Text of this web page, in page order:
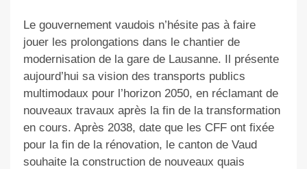
Le gouvernement vaudois n’hésite pas à faire
jouer les prolongations dans le chantier de
modernisation de la gare de Lausanne. Il présente
aujourd’hui sa vision des transports publics
multimodaux pour l’horizon 2050, en réclamant de
nouveaux travaux après la fin de la transformation
en cours. Après 2038, date que les CFF ont fixée
pour la fin de la rénovation, le canton de Vaud
souhaite la construction de nouveaux quais